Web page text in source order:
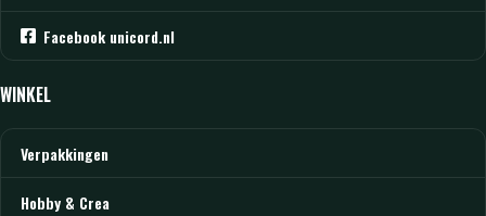
Facebook unicord.nl
WINKEL
Verpakkingen
Hobby & Crea